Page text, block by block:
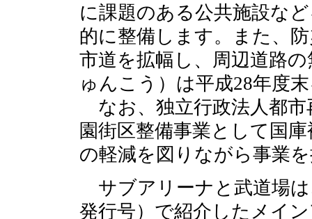
に課題のある公共施設な
的に整備します。また、
市道を拡幅し、周辺道路
ゅんこう）は平成28年度
なお、独立行政法人都市
園街区整備事業として国
の軽減を図りながら事業
サブアリーナと武道場は
発行号）で紹介したメイ